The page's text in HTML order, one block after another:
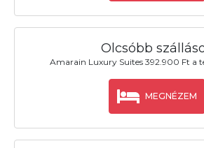
Olcsóbb
Amarain Luxury Suites 392.900 Ft a
MEGNÉZEM